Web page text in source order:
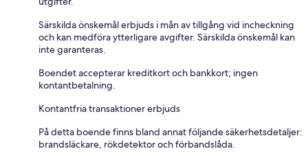
Särskilda önskemål erbjuds i mån av tillgång vid incheckning
och kan medföra ytterligare avgifter. Särskilda önskemål kan
inte garanteras.
Boendet accepterar kreditkort och bankkort; ingen
kontantbetalning.
Kontantfria transaktioner erbjuds
På detta boende finns bland annat följande säkerhetsdetaljer:
brandsläckare, rökdetektor och förbandslåda.